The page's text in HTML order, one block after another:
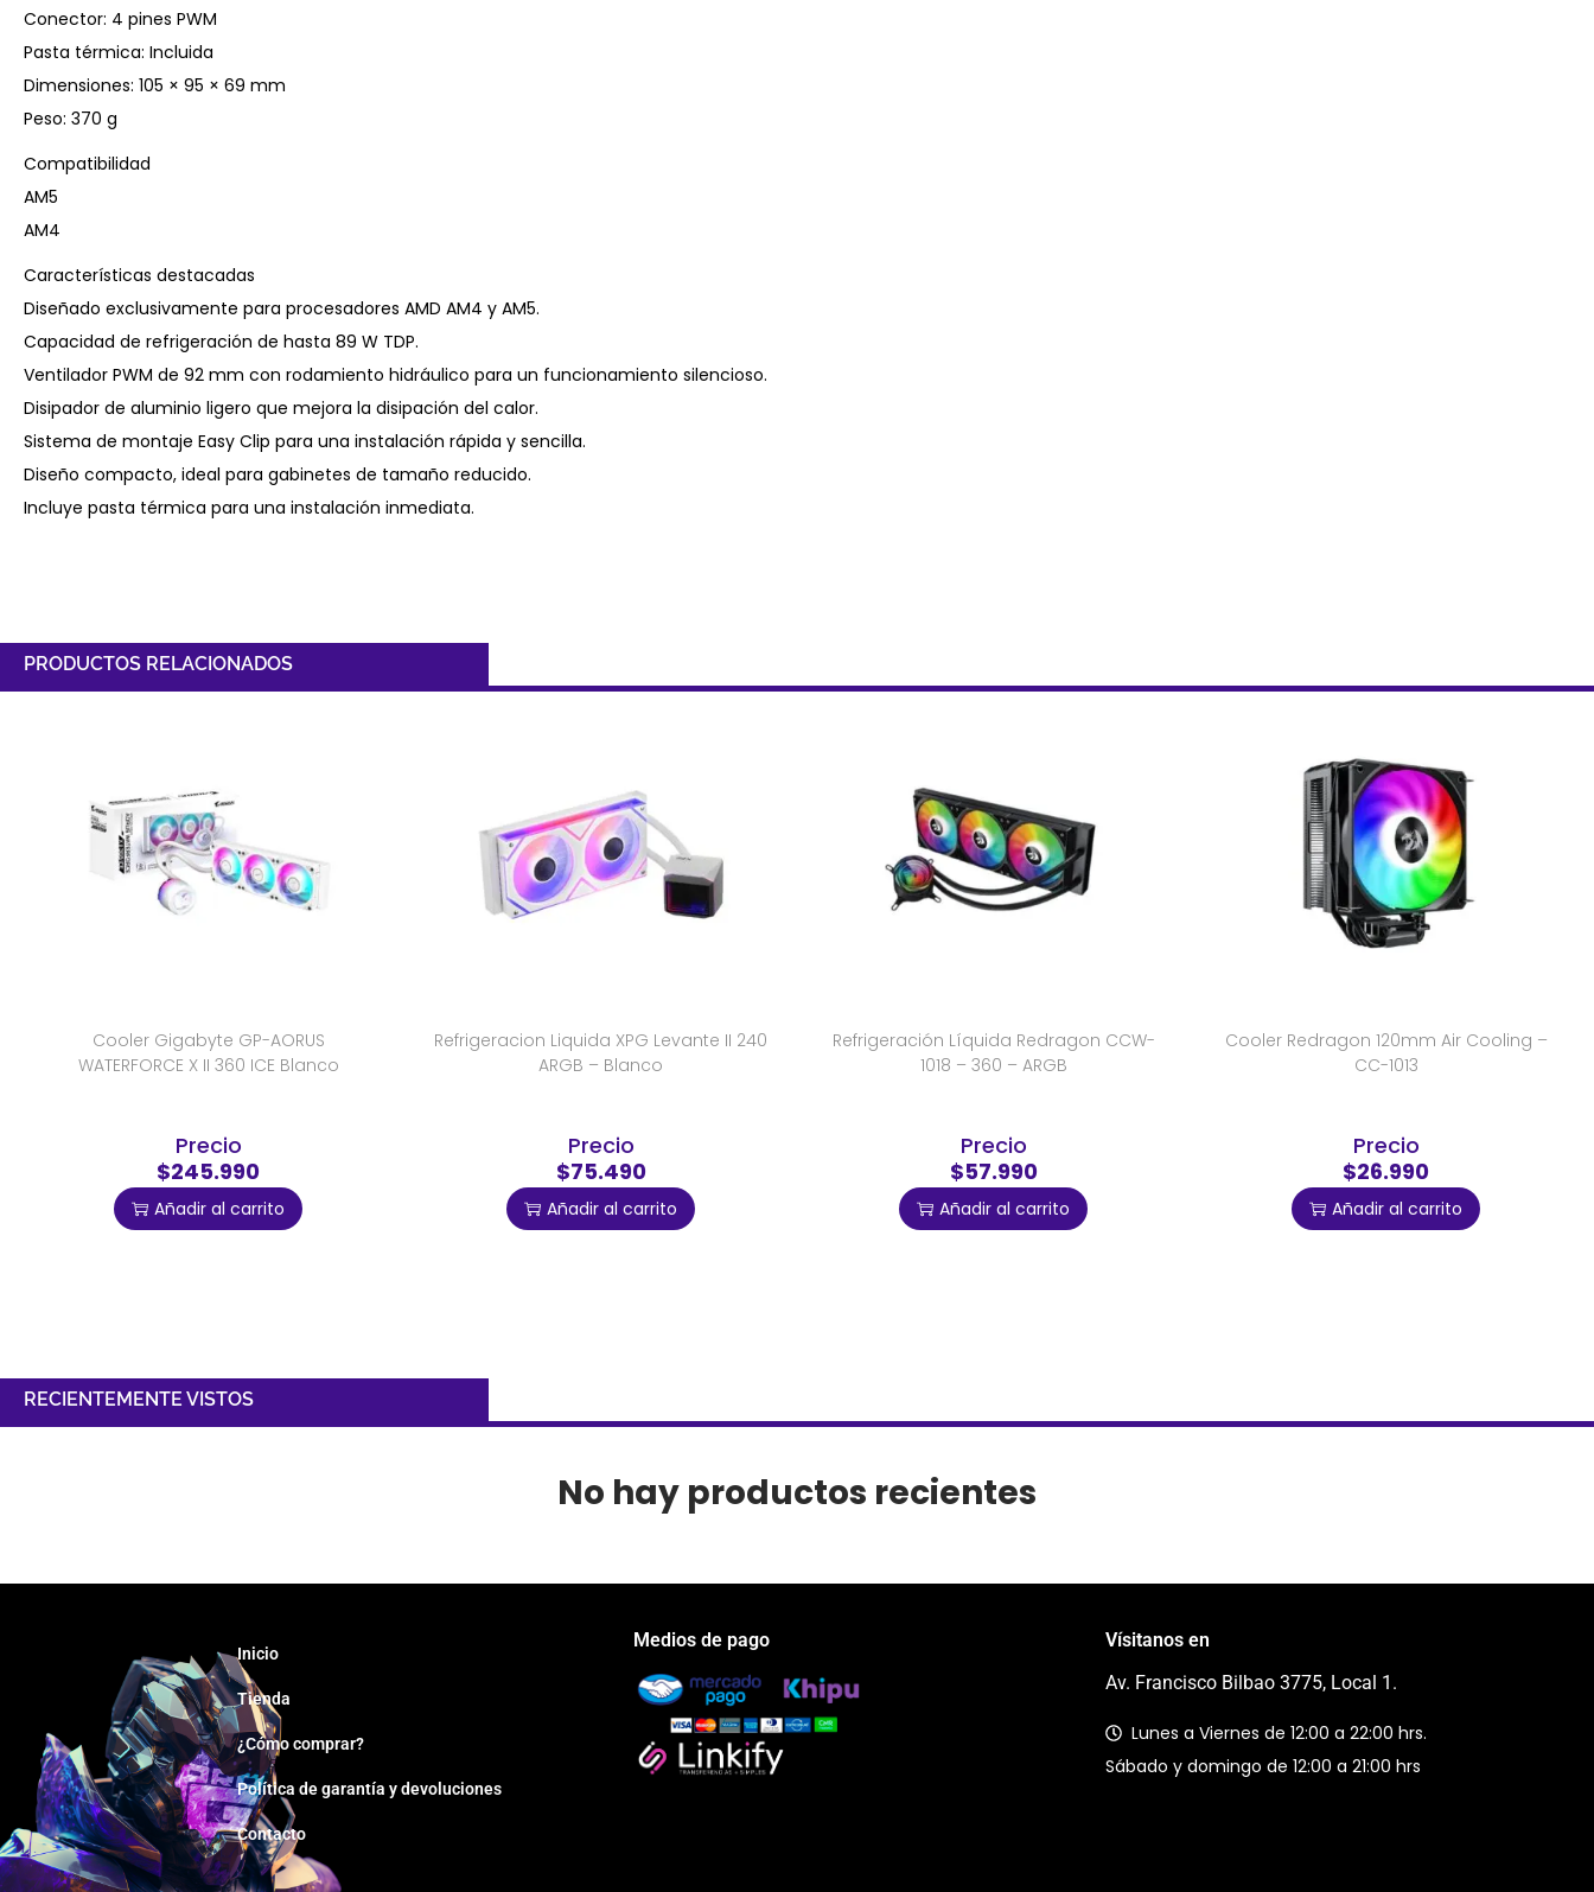
Conector: 4 pines PWM
Pasta térmica: Incluida
Dimensiones: 105 × 95 × 69 mm
Peso: 370 g
Compatibilidad
AM5
AM4
Características destacadas
Diseñado exclusivamente para procesadores AMD AM4 y AM5.
Capacidad de refrigeración de hasta 89 W TDP.
Ventilador PWM de 92 mm con rodamiento hidráulico para un funcionamiento silencioso.
Disipador de aluminio ligero que mejora la disipación del calor.
Sistema de montaje Easy Clip para una instalación rápida y sencilla.
Diseño compacto, ideal para gabinetes de tamaño reducido.
Incluye pasta térmica para una instalación inmediata.
PRODUCTOS RELACIONADOS
Cooler Gigabyte GP-AORUS
WATERFORCE X II 360 ICE Blanco
Precio
$245.990
Añadir al carrito
Refrigeracion Liquida XPG Levante II 240
ARGB – Blanco
Precio
$75.490
Añadir al carrito
Refrigeración Líquida Redragon CCW-
1018 – 360 – ARGB
Precio
$57.990
Añadir al carrito
Cooler Redragon 120mm Air Cooling –
CC-1013
Precio
$26.990
Añadir al carrito
RECIENTEMENTE VISTOS
No hay productos recientes
Inicio
Tienda
¿Cómo comprar?
Política de garantía y devoluciones
Contacto
Medios de pago
Vísitanos en
Av. Francisco Bilbao 3775, Local 1.
Lunes a Viernes de 12:00 a 22:00 hrs.
Sábado y domingo de 12:00 a 21:00 hrs